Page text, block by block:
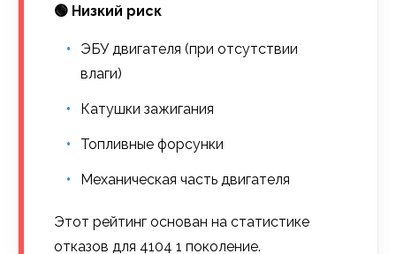
🟢 Низкий риск
ЭБУ двигателя (при отсутствии
влаги)
Катушки зажигания
Топливные форсунки
Механическая часть двигателя
Этот рейтинг основан на статистике
отказов для 4104 1 поколение.